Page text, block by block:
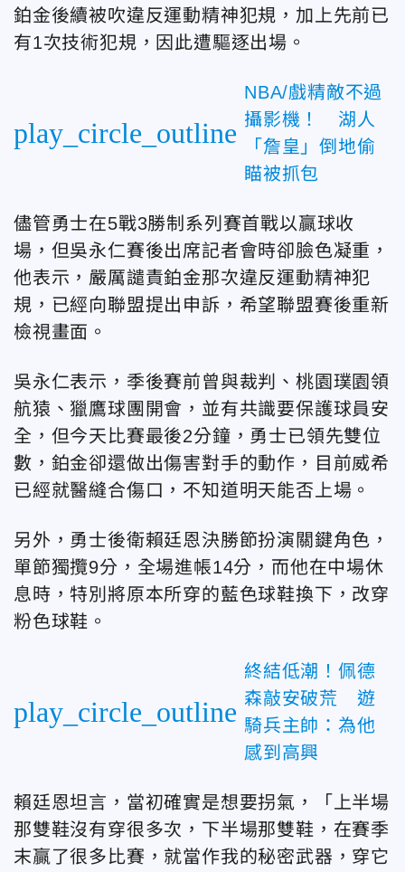
鉑金後續被吹違反運動精神犯規，加上先前已
有1次技術犯規，因此遭驅逐出場。
play_circle_outline
NBA/戲精敵不過
攝影機！ 湖人
「詹皇」倒地偷
瞄被抓包
儘管勇士在5戰3勝制系列賽首戰以贏球收
場，但吳永仁賽後出席記者會時卻臉色凝重，
他表示，嚴厲譴責鉑金那次違反運動精神犯
規，已經向聯盟提出申訴，希望聯盟賽後重新
檢視畫面。
吳永仁表示，季後賽前曾與裁判、桃園璞園領
航猿、獵鷹球團開會，並有共識要保護球員安
全，但今天比賽最後2分鐘，勇士已領先雙位
數，鉑金卻還做出傷害對手的動作，目前威希
已經就醫縫合傷口，不知道明天能否上場。
另外，勇士後衛賴廷恩決勝節扮演關鍵角色，
單節獨攬9分，全場進帳14分，而他在中場休
息時，特別將原本所穿的藍色球鞋換下，改穿
粉色球鞋。
play_circle_outline
終結低潮！佩德
森敲安破荒 遊
騎兵主帥：為他
感到高興
賴廷恩坦言，當初確實是想要拐氣，「上半場
那雙鞋沒有穿很多次，下半場那雙鞋，在賽季
末贏了很多比賽，就當作我的秘密武器，穿它